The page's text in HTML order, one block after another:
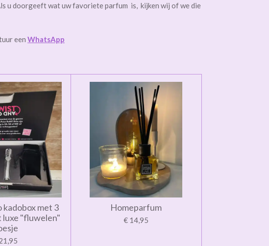
u doorgeeft wat uw favoriete parfum is, kijken wij of we die
een WhatsApp
kadobox met 3
luxe "fluwelen"
Homeparfum
€ 14,95